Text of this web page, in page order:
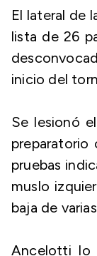
El lateral de
lista de 26
inicio del
Se lesionó
preparatorio
pruebas
muslo
baja de
Ancelotti lo